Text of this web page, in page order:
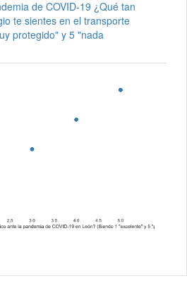
de COVID-19 ¿Qué tan
te sientes en el transporte
protegido" y 5 "nada